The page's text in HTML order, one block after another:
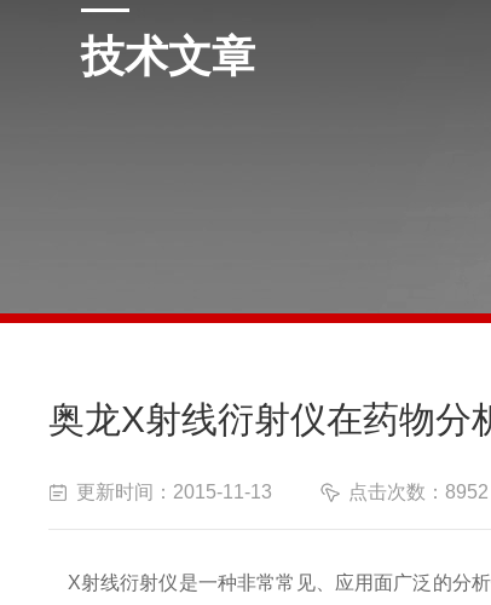
技术文章
奥龙X射线衍射仪在药物分
更新时间：2015-11-13 点击次数：8952
X射线衍射仪是一种非常常见、应用面广泛的分析